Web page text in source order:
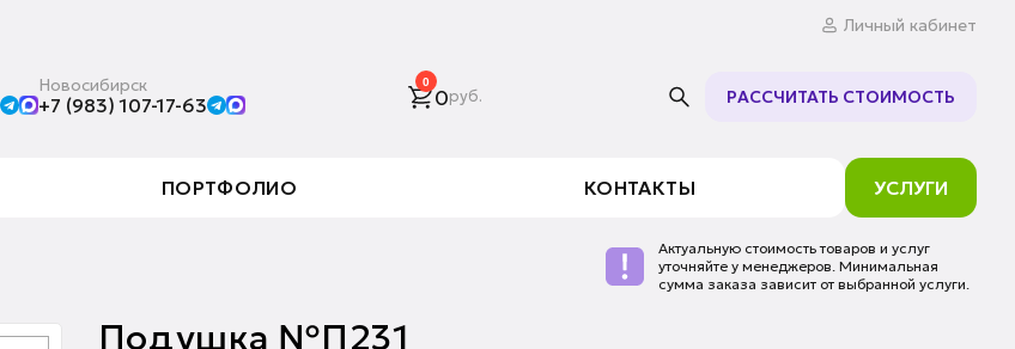
Личный кабинет
Новосибирск
+7 (983) 107-17-63
0
0руб. РАССЧИТАТЬ СТОИМОСТЬ
ПОРТФОЛИО КОНТАКТЫ УСЛУГИ
Актуальную стоимость товаров и услуг
уточняйте у менеджеров. Минимальная
сумма заказа зависит от выбранной услуги.
Подушка №П231